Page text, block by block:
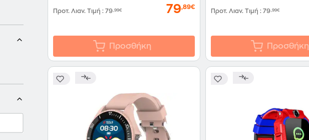
Προτ. Λιαν. Τιμή : 79,99€ 79,89€
Προσθήκη
Προτ. Λιαν. Τιμή:79,99€
Προσθήκη